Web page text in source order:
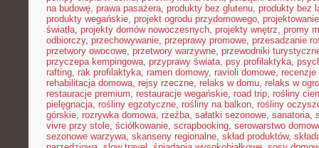
na budowę, prawa pasażera, produkty bez glutenu, produkty bez
produkty wegańskie, projekt ogrodu przydomowego,
światła, projekty domów nowoczesnych, projekty wnętrz, promy
odbiorczy, przechowywanie, przeprawy promowe, przesadzanie
przetwory owocowe, przetwory warzywne, przewodniki
przyczepa kempingowa, przyprawy świata, psy profilaktyka,
rafting, rak profilaktyka, ramen domowy, ravioli domowe, recenzje
rehabilitacja domowa, rejsy rzeczne, relaks w domu, relaks w
restauracje premium, restauracje wegańskie, road trip, rośliny
pielęgnacja, rośliny egzotyczne, rośliny na balkon, rośliny
górskie, rozrywka domowa, rzeźba, sałatki sezonowe, sanatoria,
vivre przy stole, ściółkowanie, scrapbooking, serowarstwo
sezonowe warzywa, skanseny regionalne, skład produktów,